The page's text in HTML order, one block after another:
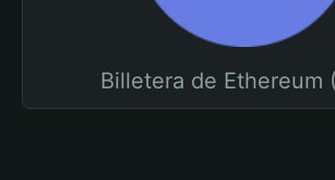
Billetera de Ethereum